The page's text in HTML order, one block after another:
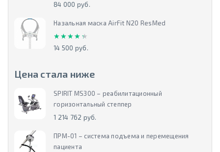
84 000 руб.
Назальная маска AirFit N20 ResMed
★★★★★
★★★★★
14 500 руб.
Цена стала ниже
SPIRIT MS300 – реабилитационный
горизонтальный степпер
1 214 762 руб.
ПРМ-01 – система подъема и перемещения
пациента